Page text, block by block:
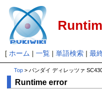
[ ホーム | 一覧| 単語検索| 最
Top > バンダイ ディレッツァ
Runtime error